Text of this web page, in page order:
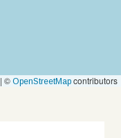
| © OpenStreetMap contributors